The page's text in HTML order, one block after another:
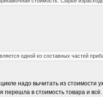
одной из составных частей
надо вычитать из
в стоимость товара и